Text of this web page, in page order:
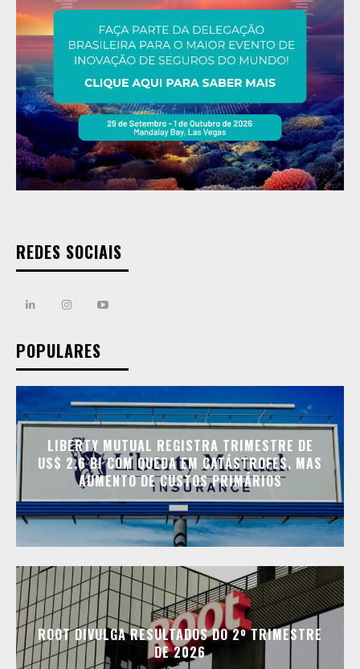
REDES SOCIAIS
POPULARES
LIBERTY MUTUAL REGISTRA TRIMESTRE DE
US$ 2,6 BI COM QUEDA EM CATÁSTROFES, MAS
AUMENTO DE CUSTOS PRIMÁRIOS
ROOT DIVULGA RESULTADOS DO 2º TRIMESTRE
DE 2026